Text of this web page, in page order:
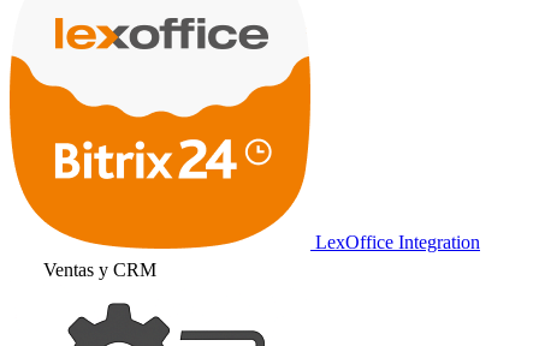
LexOffice Integration
Ventas y CRM